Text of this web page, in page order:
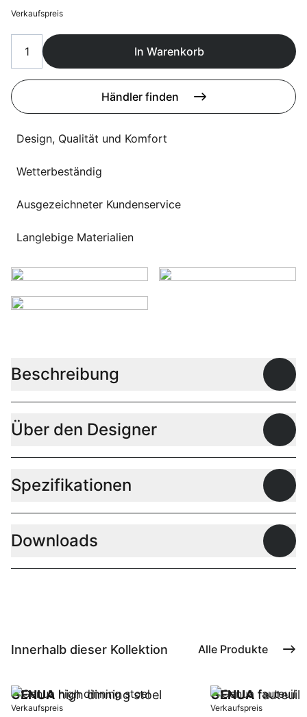
Verkaufspreis
In Warenkorb
Händler finden
Design, Qualität und Komfort
Wetterbeständig
Ausgezeichneter Kundenservice
Langlebige Materialien
Beschreibung
Über den Designer
Spezifikationen
Downloads
Innerhalb dieser Kollektion Alle Produkte
GENUA high dinning stoel
Verkaufspreis
GENUAfauteuil
Verkaufspreis